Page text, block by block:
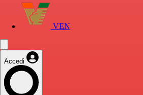
VEN
Accedi